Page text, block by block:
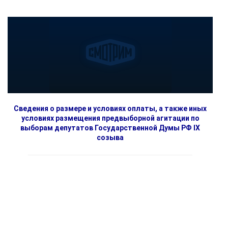
Сведения о размере и условиях оплаты, а также иных
условиях размещения предвыборной агитации по
выборам депутатов Государственной Думы РФ IX
созыва